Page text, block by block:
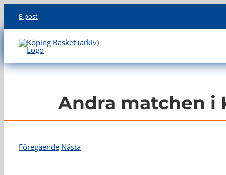
content
E-post
Andra matchen i
Föregående Nästa